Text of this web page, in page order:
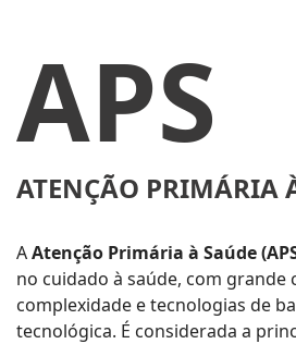
APS
ATENÇÃO PRIMÁRIA
AAtenção Primária à Saúde
no cuidado à saúde, com grande
complexidade e tecnologias de
tecnológica. É considerada a